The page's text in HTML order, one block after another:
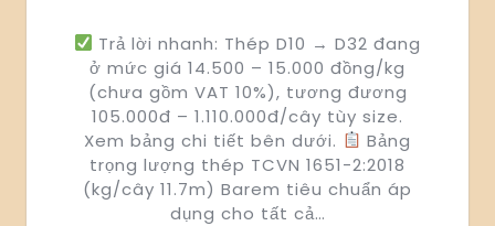
Trả lời nhanh: Thép D10 → D32 đang
ở mức giá 14.500 – 15.000 đồng/kg
(chưa gồm VAT 10%), tương đương
105.000đ – 1.110.000đ/cây tùy size.
Xem bảng chi tiết bên dưới.
Bảng
trọng lượng thép TCVN 1651-2:2018
(kg/cây 11.7m) Barem tiêu chuẩn áp
dụng cho tất cả…